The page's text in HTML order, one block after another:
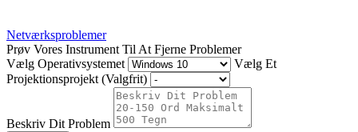
Netværksproblemer
Prøv Vores Instrument Til At Fjerne Problemer
Vælg Operativsystemet
Vælg Et
Projektionsprojekt (Valgfrit)
Beskriv Dit Problem